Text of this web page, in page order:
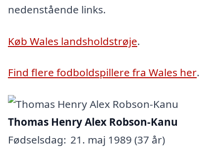
nedenstående links.
Køb Wales landsholdstrøje.
Find flere fodboldspillere fra Wales her.
Thomas Henry Alex Robson-Kanu
Fødselsdag: 21. maj 1989 (37 år)